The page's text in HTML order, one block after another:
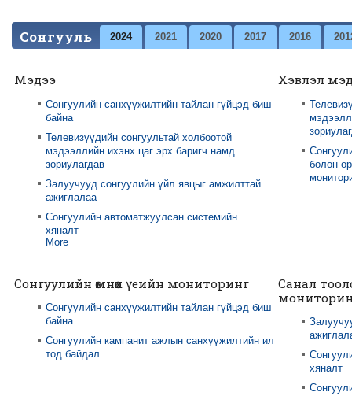
Сонгууль 2024 2021 2020 2017 2016
Мэдээ
Сонгуулийн санхүүжилтийн тайлан гүйцэд биш
байна
Телевизүүдийн сонгуультай холбоотой
мэдээллийн ихэнх цаг эрх баригч намд
зориулагдав
Залуучууд сонгуулийн үйл явцыг амжилттай
ажиглалаа
Сонгуулийн автоматжуулсан системийн
хяналт
More
Хэвлэл
болон
Сонгуулийн өмнөх үеийн мониторинг
Сонгуулийн санхүүжилтийн тайлан гүйцэд биш
байна
Сонгуулийн кампанит ажлын санхүүжилтийн ил
тод байдал
Санал
хяналт